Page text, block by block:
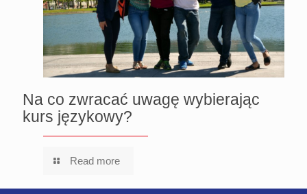
Na co zwracać uwagę wybierając
kurs językowy?
Read more